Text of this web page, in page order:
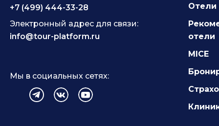
+7 (499) 444-33-28
Электронный адрес для связи:
info@tour-platform.ru
Мы в социальных сетях:
Отели
отели
MICE